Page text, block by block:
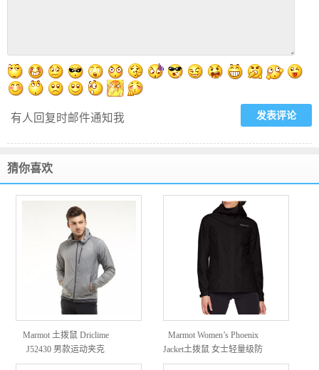
有人回复时邮件通知我
猜你喜欢
Marmot 土拨鼠 Driclime
J52430 男款运动夹克
Marmot Women’s Phoenix
Jacket土拨鼠 女士轻量级防
风防雨夹克